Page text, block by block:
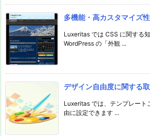
多機能・高カスタマイズ
Luxeritas では CSS に関する知
WordPress の「外観 ...
デザイン自由度に関する
Luxeritas では、テンプレート
由に設定できます ...